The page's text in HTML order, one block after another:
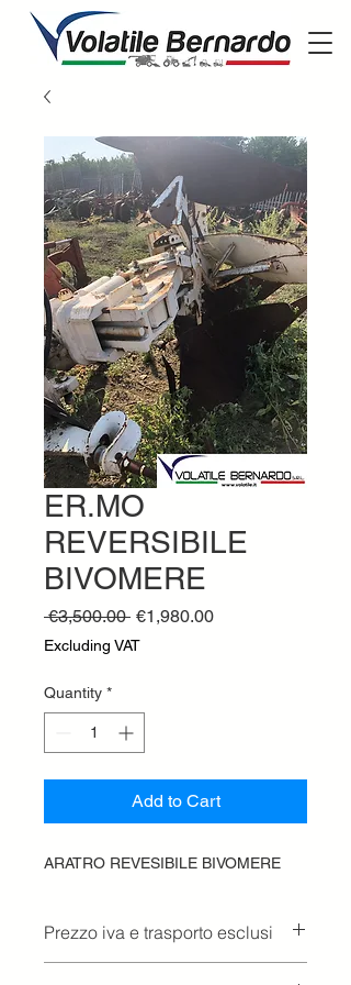
ER.MO
REVERSIBILE
BIVOMERE
€3,500.00 Regular
Price
€1,980.00Sale
Excluding VAT
Quantity *
Add to Cart
ARATRO REVESIBILE BIVOMERE
Prezzo iva e trasporto esclusi